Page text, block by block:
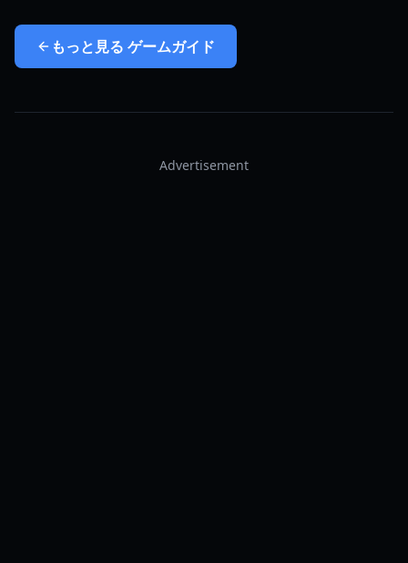
もっと見る ゲームガイド
Advertisement